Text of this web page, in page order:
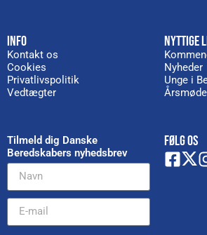
INFO
Kontakt os
Cookies
Privatlivspolitik
Vedtægter
NYTTIGE
Nyheder
Unge i
Tilmeld dig Danske
Beredskabers nyhedsbrev
FØLG OS